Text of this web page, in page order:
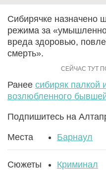
Сибирячке назначено
режима за
вреда здоровью,
смерть».
Ранее сибиряк палкой
возлюбленного
Подпишитесь на
Места Барнаул
Сюжеты Криминал